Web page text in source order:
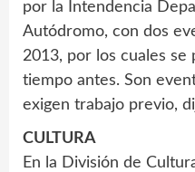
por la Intendencia
Autódromo, con dos
2013, por los cuales
tiempo antes. Son
exigen trabajo previo,
CULTURA
En la División de